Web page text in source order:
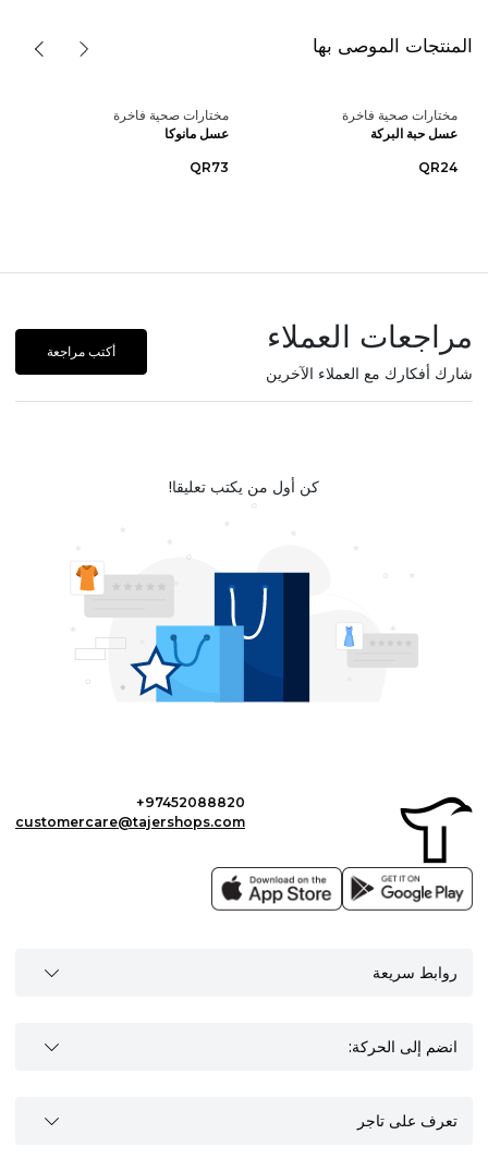
المنتجات الموصى بها
مختارات صحية فاخرة
عسل حبة البركة
QR24
مختارات صحية فاخرة
عسل مانوكا
QR73
مراجعات العملاء
شارك أفكارك مع العملاء الآخرين
أكتب مراجعة
كن أول من يكتب تعليقا!
+97452088820
customercare@tajershops.com
روابط سريعة
انضم إلى الحركة:
تعرف على تاجر